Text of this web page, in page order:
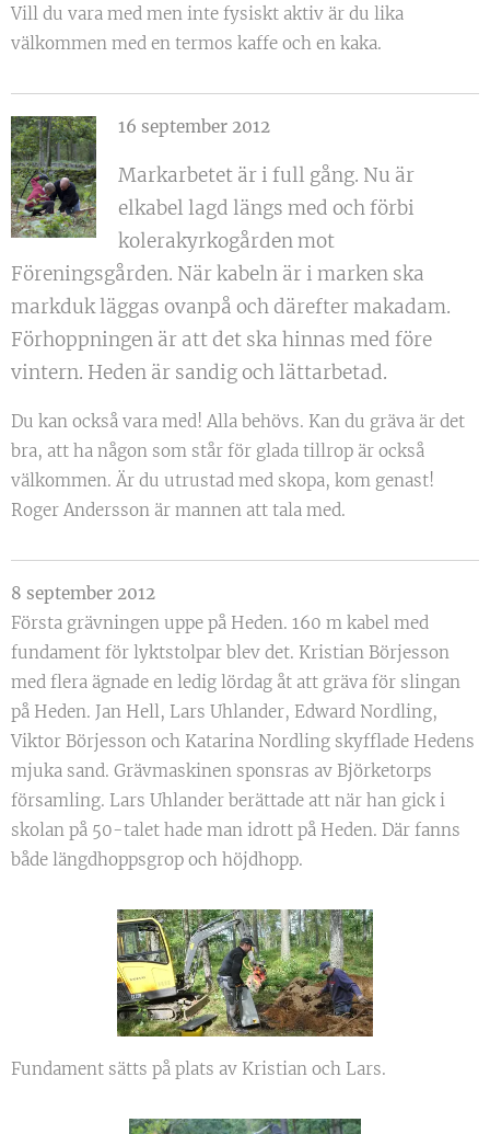
Vill du vara med men inte fysiskt aktiv är du lika
välkommen med en termos kaffe och en kaka.
16 september 2012
Markarbetet är i full gång. Nu är
elkabel lagd längs med och förbi
kolerakyrkogården mot
Föreningsgården. När kabeln är i marken ska
markduk läggas ovanpå och därefter makadam.
Förhoppningen är att det ska hinnas med före
vintern. Heden är sandig och lättarbetad.
Du kan också vara med! Alla behövs. Kan du gräva är det
bra, att ha någon som står för glada tillrop är också
välkommen. Är du utrustad med skopa, kom genast!
Roger Andersson är mannen att tala med.
8 september 2012
Första grävningen uppe på Heden. 160 m kabel med
fundament för lyktstolpar blev det. Kristian Börjesson
med flera ägnade en ledig lördag åt att gräva för slingan
på Heden. Jan Hell, Lars Uhlander, Edward Nordling,
Viktor Börjesson och Katarina Nordling skyfflade Hedens
mjuka sand. Grävmaskinen sponsras av Björketorps
församling. Lars Uhlander berättade att när han gick i
skolan på 50-talet hade man idrott på Heden. Där fanns
både längdhoppsgrop och höjdhopp.
Fundament sätts på plats av Kristian och Lars.